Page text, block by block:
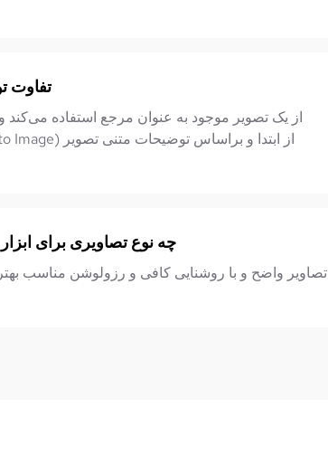
تفاوت
چه نوع تصاویری برای
تصاویر واضح و با روشنایی کافی و رزولوشن مناسب